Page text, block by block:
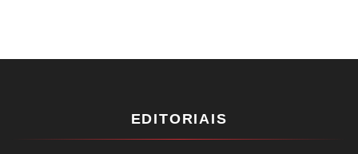
EDITORIAIS